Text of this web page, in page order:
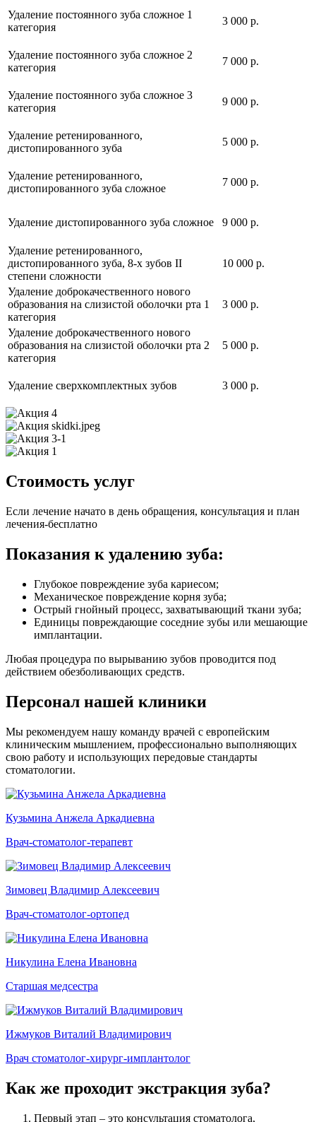
Удаление постоянного зуба сложное 1
категория
3 000 р.
Удаление постоянного зуба сложное 2
категория
7 000 р.
Удаление постоянного зуба сложное 3
категория
9 000 р.
Удаление ретенированного,
дистопированного зуба
5 000 р.
Удаление ретенированного,
дистопированного зуба сложное
7 000 р.
Удаление дистопированного зуба сложное 9 000 р.
Удаление ретенированного,
дистопированного зуба, 8-х зубов II
степени сложности
10 000 р.
Удаление доброкачественного нового
образования на слизистой оболочки рта 1
категория
3 000 р.
Удаление доброкачественного нового
образования на слизистой оболочки рта 2
категория
5 000 р.
Удаление сверхкомплектных зубов 3 000 р.
Стоимость услуг
Если лечение начато в день обращения, консультация и план
лечения-бесплатно
Показания к удалению зуба:
Глубокое повреждение зуба кариесом;
Механическое повреждение корня зуба;
Острый гнойный процесс, захватывающий ткани зуба;
Единицы повреждающие соседние зубы или мешающие
имплантации.
Любая процедура по вырыванию зубов проводится под
действием обезболивающих средств.
Персонал нашей клиники
Мы рекомендуем нашу команду врачей с европейским
клиническим мышлением, профессионально выполняющих
свою работу и использующих передовые стандарты
стоматологии.
Кузьмина Анжела Аркадиевна
Врач-стоматолог-терапевт
Зимовец Владимир Алексеевич
Врач-стоматолог-ортопед
Никулина Елена Ивановна
Старшая медсестра
Ижмуков Виталий Владимирович
Врач стоматолог-хирург-имплантолог
Как же проходит экстракция зуба?
Первый этап – это консультация стоматолога,